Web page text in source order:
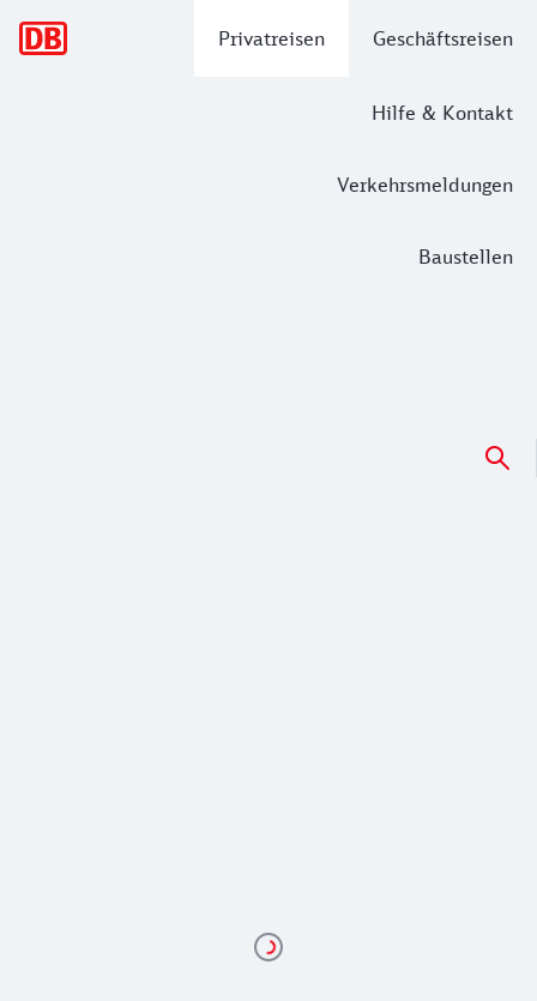
Privatreisen Geschäftsreisen
Hilfe & Kontakt
Verkehrsmeldungen
Baustellen